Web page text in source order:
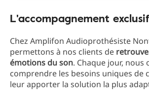
L'accompagnement
Chez Amplifon Audioprothésiste
permettons à nos clients de
émotions du son. Chaque jour,
comprendre les besoins uniques de
leur apporter la solution la plus